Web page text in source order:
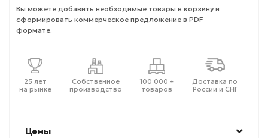
Вы можете добавить необходимые товары в корзину и
сформировать коммерческое предложение в PDF
формате.
25 лет
на рынке
Собственное
производство
100 000 +
товаров
Доставка по
России и СНГ
Цены